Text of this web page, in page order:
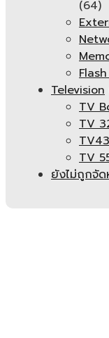
(64)
Television
TV
TV
TV
ยังไม่ถูกจั